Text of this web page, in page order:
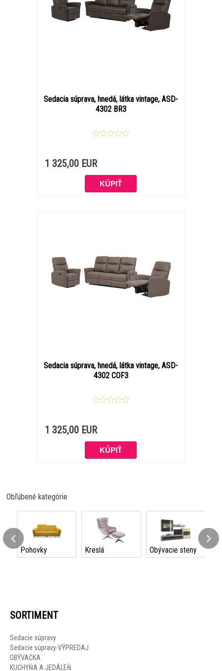
Sedacia súprava, hnedá, látka vintage, ASD-
4302 BR3
1 325,00 EUR
Sedacia súprava, hnedá, látka vintage, ASD-
4302 COF3
1 325,00 EUR
Obľúbené kategórie
Pohovky Kreslá Obývacie steny
SORTIMENT
Sedacie súpravy
Sedacie súpravy-VÝPREDAJ
OBÝVAČKA
KUCHYŇA A JEDÁLEŇ